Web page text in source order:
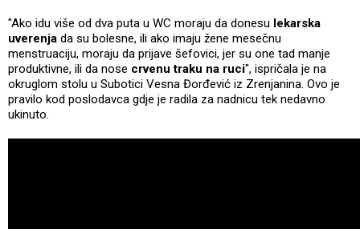
"Ako idu više od dva puta u WC moraju da donesu lekarska
uverenja da su bolesne, ili ako imaju žene mesečnu
menstruaciju, moraju da prijave šefovici, jer su one tad manje
produktivne, ili da nose crvenu traku na ruci", ispričala je na
okruglom stolu u Subotici Vesna Đorđević iz Zrenjanina. Ovo je
pravilo kod poslodavca gdje je radila za nadnicu tek nedavno
ukinuto.